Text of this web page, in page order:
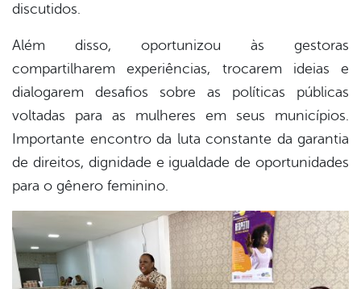
discutidos.
Além disso, oportunizou às gestoras
compartilharem experiências, trocarem ideias e
dialogarem desafios sobre as políticas públicas
voltadas para as mulheres em seus municípios.
Importante encontro da luta constante da garantia
de direitos, dignidade e igualdade de oportunidades
para o gênero feminino.